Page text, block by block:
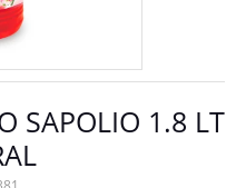
SAPOLIO 1.8 LT